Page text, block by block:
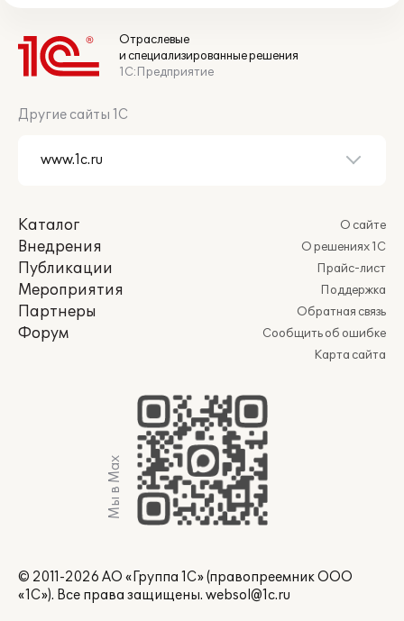
Отраслевые
и специализированные решения
1С:Предприятие
Другие сайты 1С
Каталог
Внедрения
Публикации
Мероприятия
Партнеры
Форум
О сайте
О решениях 1С
Прайс-лист
Поддержка
Обратная связь
Сообщить об ошибке
Карта сайта
Мы в Max
© 2011-2026 АО «Группа 1С» (правопреемник ООО
«1С»). Все права защищены. websol@1c.ru